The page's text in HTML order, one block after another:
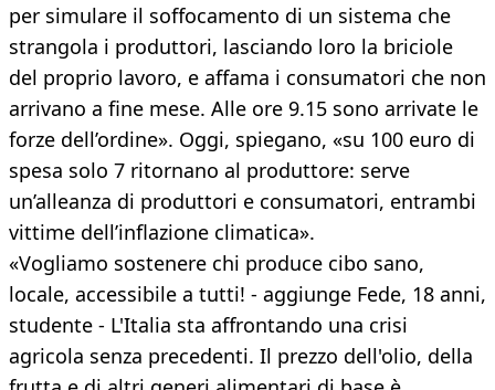
per simulare il soffocamento di un sistema che
strangola i produttori, lasciando loro la briciole
del proprio lavoro, e affama i consumatori che non
arrivano a fine mese. Alle ore 9.15 sono arrivate le
forze dell’ordine». Oggi, spiegano, «su 100 euro di
spesa solo 7 ritornano al produttore: serve
un’alleanza di produttori e consumatori, entrambi
vittime dell’inflazione climatica».
«Vogliamo sostenere chi produce cibo sano,
locale, accessibile a tutti! - aggiunge Fede, 18 anni,
studente - L'Italia sta affrontando una crisi
agricola senza precedenti. Il prezzo dell'olio, della